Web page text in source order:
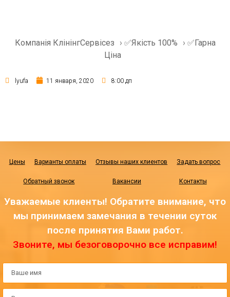
Компанія КлінінгСервісез › ✅Якість 100% › ✅Гарна
Ціна
lyufa 11 января, 2020 8:00 дп
Цены Варианты оплаты Отзывы наших клиентов Задать вопрос
Обратный звонок Вакансии Контакты
Уважаемые клиенты! Обратите внимание, что
мы принимаем замечания в течении суток
после принятия Вами работ.
Звоните, мы безоговорочно все исправим!